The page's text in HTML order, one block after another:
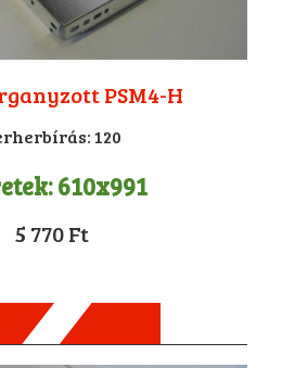
PSM4-H
120
610x991
5 770 Ft